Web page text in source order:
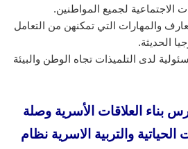
الاجتماعية لجميع المواطنين.
والمهارات التي تمكنهن من التعامل
الحديثة.
لدى التلميذات تجاه الوطن والبيئة
بناء العلاقات الأسرية وصلة
الحياتية والتربية الاسرية نظام